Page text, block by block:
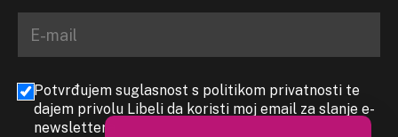
Potvrđujem suglasnost s politikom privatnosti te
dajem privolu Libeli da koristi moj email za slanje e-
newslettera